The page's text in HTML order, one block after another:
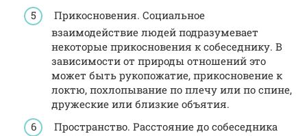
Прикосновения. Социальное
взаимодействие людей подразумевает
некоторые прикосновения к собеседнику. В
зависимости от природы отношений это
может быть рукопожатие, прикосновение к
локтю, похлопывание по плечу или по спине,
дружеские или близкие объятия.
Пространство. Расстояние до собеседника